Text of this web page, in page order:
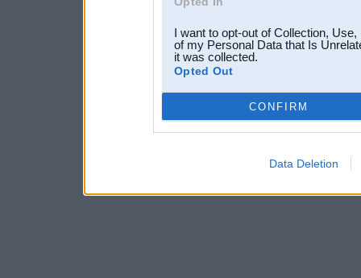
I want to opt-out of Collection,
of my Personal Data that Is
it was collected.
Opted Out
CONFIRM
Data Deletion